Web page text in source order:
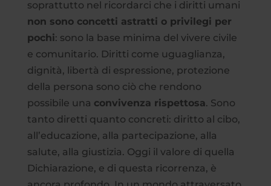
soprattutto nel ricordarci che i diritti umani
non sono concetti astratti o privilegi per
pochi: sono la base minima del vivere civile
e comunitario. Diritti come uguaglianza,
dignità, libertà di espressione, protezione
della persona sono ciò che rendono
possibile una convivenza rispettosa. Sono
tanto diretti quanto concreti: diritto al cibo,
all’educazione, alla partecipazione, alla
salute, alla giustizia. Oggi il valore di quella
Dichiarazione, e di questa ricorrenza, è